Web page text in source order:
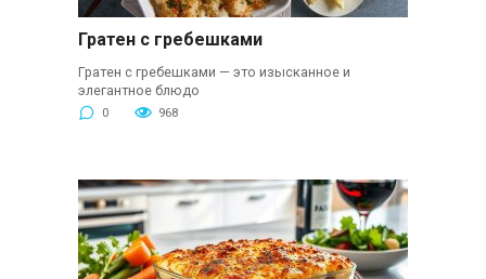
Гратен с гребешками
Гратен с гребешками — это изысканное и
элегантное блюдо
0 968